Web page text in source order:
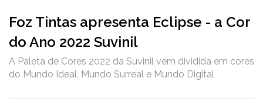
Foz Tintas apresenta Eclipse - a Cor
do Ano 2022 Suvinil
A Paleta de Cores 2022 da Suvinil vem dividida em cores
do Mundo Ideal, Mundo Surreal e Mundo Digital